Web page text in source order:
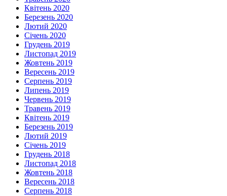
Квітень 2020
Березень 2020
Лютий 2020
Січень 2020
Грудень 2019
Листопад 2019
Жовтень 2019
Вересень 2019
Серпень 2019
Липень 2019
Червень 2019
Травень 2019
Квітень 2019
Березень 2019
Лютий 2019
Січень 2019
Грудень 2018
Листопад 2018
Жовтень 2018
Вересень 2018
Серпень 2018